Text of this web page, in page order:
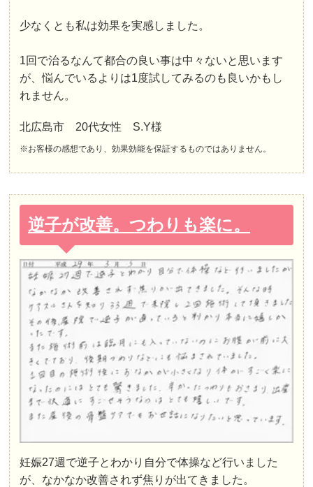
少なくとも私は効果を実感しました。
1回で治るなんて都合の良い事は中々ないと思います
が、悩んでいるよりは1度試してみるのも良いかもし
れません。
北広島市 20代女性 S.Y様
※お客様の感想であり、効果効能を保証するものではありません。
逆子が改善。つわりも楽に。
妊娠27週で逆子とわかり自分で体操など行いました
が、なかなか改善されず焦りが出てきました。